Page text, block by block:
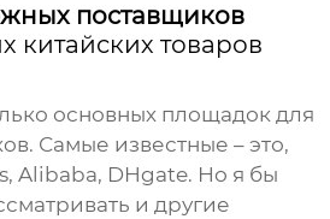
поставщиков
китайских товаров
основных площадок для
Самые известные – это,
Alibaba, DHgate. Но я бы
и другие